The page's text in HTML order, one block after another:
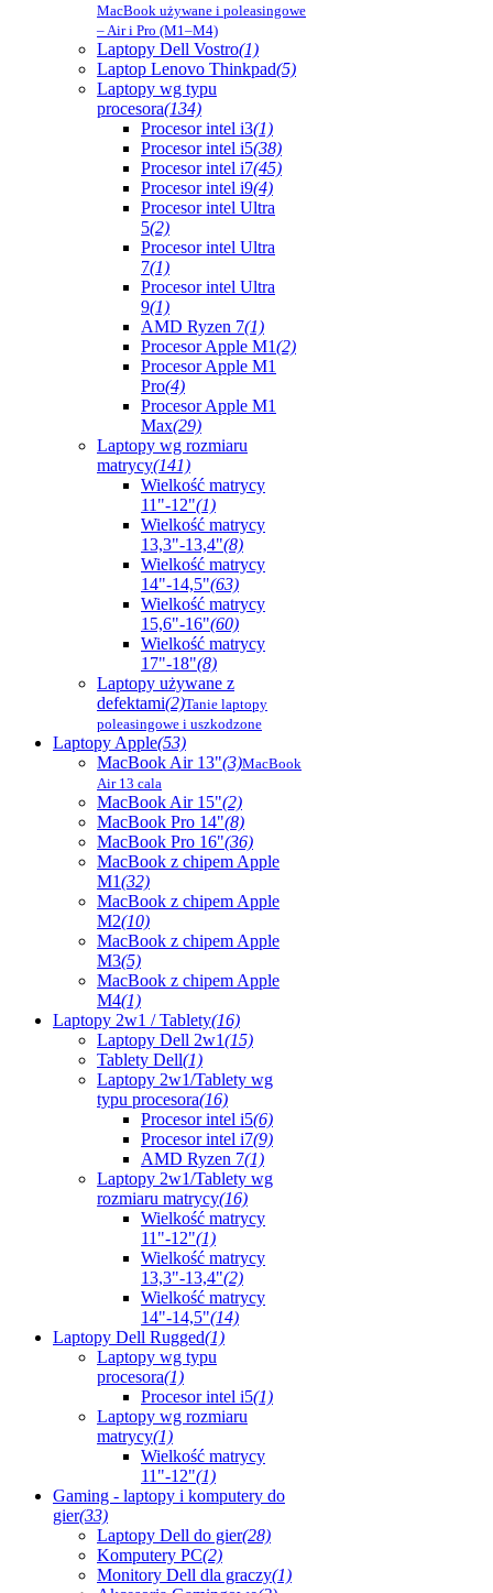
MacBook używane i poleasingowe
– Air i Pro (M1–M4)
Laptopy Dell Vostro(1)
Laptop Lenovo Thinkpad(5)
Laptopy wg typu
procesora(134)
Procesor intel i3(1)
Procesor intel i5(38)
Procesor intel i7(45)
Procesor intel i9(4)
Procesor intel Ultra
5(2)
Procesor intel Ultra
7(1)
Procesor intel Ultra
9(1)
AMD Ryzen 7(1)
Procesor Apple M1(2)
Procesor Apple M1
Pro(4)
Procesor Apple M1
Max(29)
Laptopy wg rozmiaru
matrycy(141)
Wielkość matrycy
11"-12"(1)
Wielkość matrycy
13,3"-13,4"(8)
Wielkość matrycy
14"-14,5"(63)
Wielkość matrycy
15,6"-16"(60)
Wielkość matrycy
17"-18"(8)
Laptopy używane z
defektami(2)Tanie laptopy
poleasingowe i uszkodzone
Laptopy Apple(53)
MacBook Air 13"(3)MacBook
Air 13 cala
MacBook Air 15"(2)
MacBook Pro 14"(8)
MacBook Pro 16"(36)
MacBook z chipem Apple
M1(32)
MacBook z chipem Apple
M2(10)
MacBook z chipem Apple
M3(5)
MacBook z chipem Apple
M4(1)
Laptopy 2w1 / Tablety(16)
Laptopy Dell 2w1(15)
Tablety Dell(1)
Laptopy 2w1/Tablety wg
typu procesora(16)
Procesor intel i5(6)
Procesor intel i7(9)
AMD Ryzen 7(1)
Laptopy 2w1/Tablety wg
rozmiaru matrycy(16)
Wielkość matrycy
11"-12"(1)
Wielkość matrycy
13,3"-13,4"(2)
Wielkość matrycy
14"-14,5"(14)
Laptopy Dell Rugged(1)
Laptopy wg typu
procesora(1)
Procesor intel i5(1)
Laptopy wg rozmiaru
matrycy(1)
Wielkość matrycy
11"-12"(1)
Gaming - laptopy i komputery do
gier(33)
Laptopy Dell do gier(28)
Komputery PC(2)
Monitory Dell dla graczy(1)